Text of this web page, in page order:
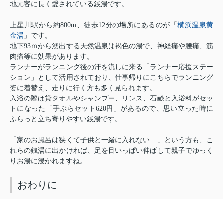
地元客に長く愛されている銭湯です。
上星川駅から約800m、徒歩12分の場所にあるのが「横浜温泉黄
金湯 」です。
地下93ｍから湧出する天然温泉は褐色の湯で、神経痛や腰痛、筋
肉痛等に効果があります。
ランナーがランニング後の汗を流しに来る「ランナー応援ステー
ション」として活用されており、仕事帰りにこちらでランニング
姿に着替え、走りに行く方も多く見られます。
入浴の際は貸タオルやシャンプー、リンス、石鹸と入浴料がセッ
トになった「手ぶらセット620円」があるので、思い立った時に
ふらっと立ち寄りやすい銭湯です。
「家のお風呂は狭くて子供と一緒に入れない…」という方も、こ
れらの銭湯に出かければ、足を目いっぱい伸ばして親子でゆっく
りお湯に浸かれますね。
おわりに